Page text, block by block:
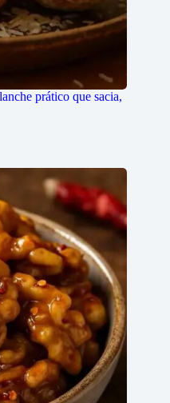
prático que sacia,